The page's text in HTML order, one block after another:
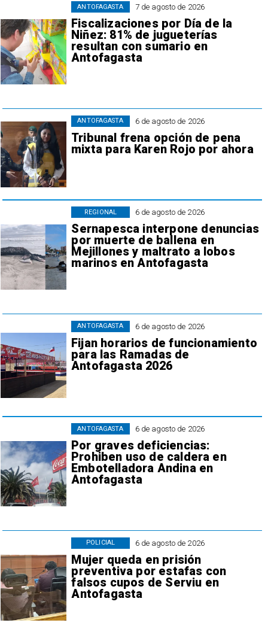
7 de agosto de 2026
Fiscalizaciones por Día de la
Niñez: 81% de jugueterías
resultan con sumario en
Antofagasta
ANTOFAGASTA
6 de agosto de 2026
Tribunal frena opción de pena
mixta para Karen Rojo por ahora
ANTOFAGASTA
6 de agosto de 2026
Sernapesca interpone denuncias
por muerte de ballena en
Mejillones y maltrato a lobos
marinos en Antofagasta
REGIONAL
6 de agosto de 2026
Fijan horarios de funcionamiento
para las Ramadas de
Antofagasta 2026
ANTOFAGASTA
6 de agosto de 2026
Por graves deficiencias:
Prohiben uso de caldera en
Embotelladora Andina en
Antofagasta
ANTOFAGASTA
6 de agosto de 2026
Mujer queda en prisión
preventiva por estafas con
falsos cupos de Serviu en
Antofagasta
POLICIAL